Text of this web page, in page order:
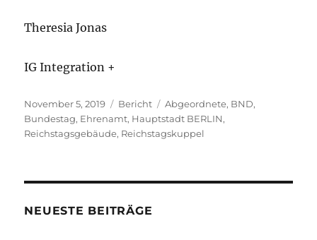
Theresia Jonas
IG Integration +
Veröffentlicht
am
November 5, 2019 Kategorien
Bericht Schlagwörter
Abgeordnete, BND,
Bundestag, Ehrenamt, Hauptstadt BERLIN,
Reichstagsgebäude, Reichstagskuppel
NEUESTE BEITRÄGE